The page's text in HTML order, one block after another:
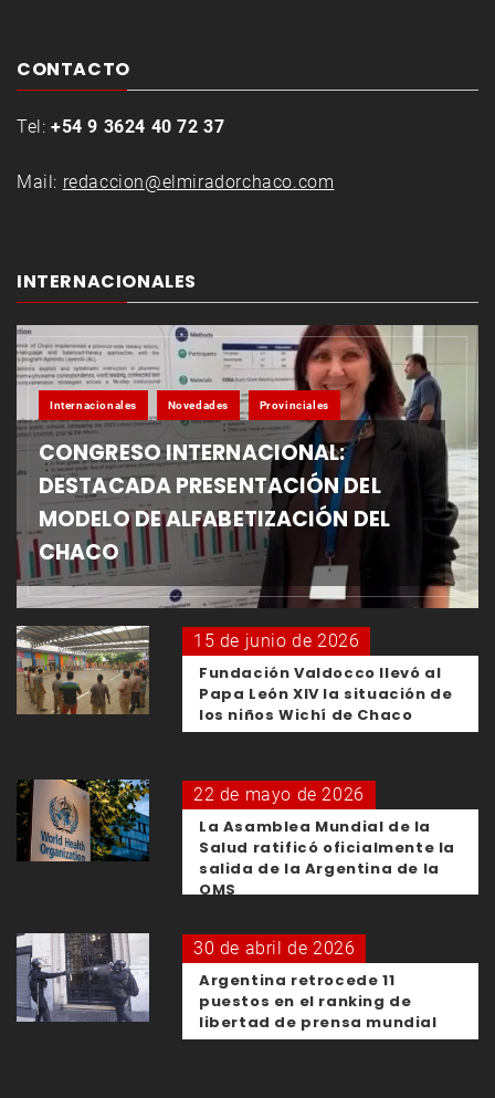
CONTACTO
Tel: +54 9 3624 40 72 37
Mail: redaccion@elmiradorchaco.com
INTERNACIONALES
Internacionales Novedades Provinciales
CONGRESO INTERNACIONAL:
DESTACADA PRESENTACIÓN DEL
MODELO DE ALFABETIZACIÓN DEL
CHACO
15 de junio de 2026
Fundación Valdocco llevó al
Papa León XIV la situación de
los niños Wichí de Chaco
22 de mayo de 2026
La Asamblea Mundial de la
Salud ratificó oficialmente la
salida de la Argentina de la
OMS
30 de abril de 2026
Argentina retrocede 11
puestos en el ranking de
libertad de prensa mundial